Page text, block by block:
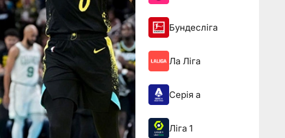
Бундесліга
Ла Ліга
Серія а
Ліга 1